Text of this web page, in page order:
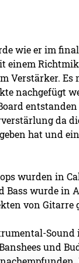
wie er im
einem
Verstärker. Es
nachgefügt
da
hat und
wurden in
Bass wurde in
von Gitarre
Sound
und